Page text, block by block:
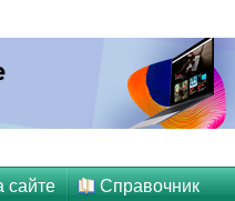
сайте Справочник